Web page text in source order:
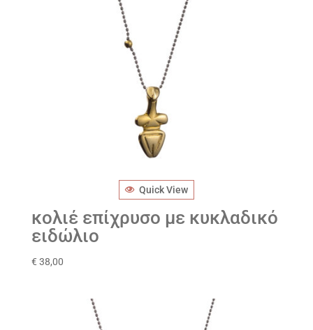
Quick View
κολιέ επίχρυσο με κυκλαδικό
ειδώλιο
€ 38,00